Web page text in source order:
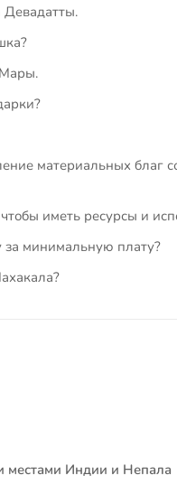
материальных благ
иметь ресурсы и
за минимальную плату?
местами Индии и Непала